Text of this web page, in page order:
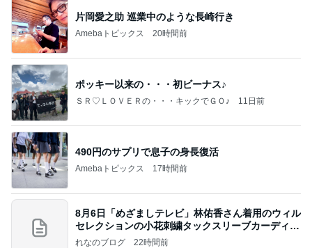
片岡愛之助 巡業中のような長崎行き
Amebaトピックス 20時間前
ポッキー以来の・・・初ビーナス♪
ＳＲ♡ＬＯＶＥＲの・・・キックでＧＯ♪ 11日前
490円のサプリで息子の身長復活
Amebaトピックス 17時間前
8月6日「めざましテレビ」林佑香さん着用のウィル
セレクションの小花刺繍タックスリーブカーディガ
ン
れなのブログ 22時間前